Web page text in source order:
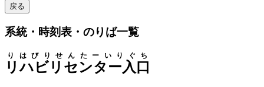
戻る
系統・時刻表・のりば一覧
リハビリセンター入口
りはびりせんたーいりぐち